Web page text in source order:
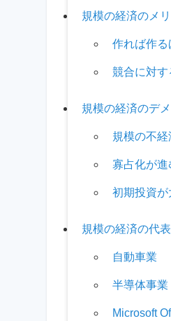
規模の経済のメ
作れば作
競合に対す
規模の経済のデ
規模の不経
寡占化が進
初期投資が
規模の経済の代
自動車業
半導体事業
Microsoft